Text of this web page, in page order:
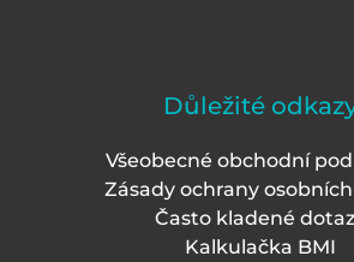
Důležité
Všeobecné obchodní
Zásady ochrany
Často kladené
Kalkulačka BMI